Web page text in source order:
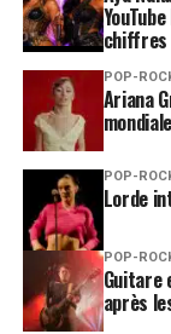
chiffres
POP-
Ariana
mondiale
POP-
Lorde
POP-
Guitare
après